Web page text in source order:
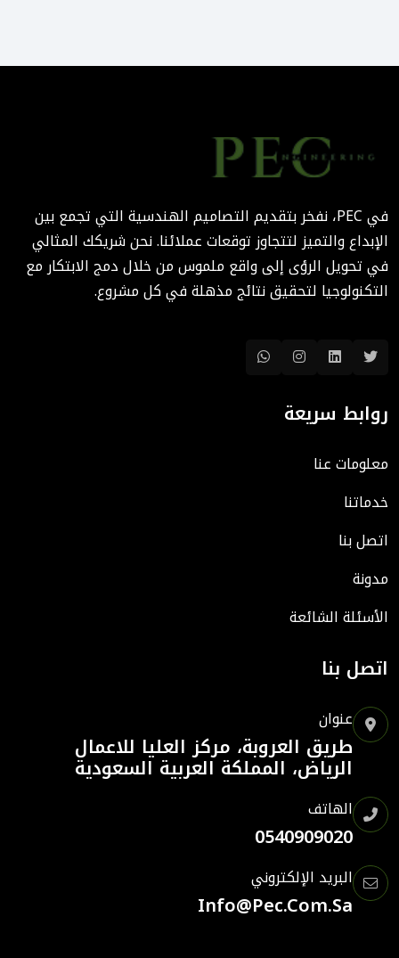
المباني أكثر إنسانية
الهندسة الرقمية في المشاريع
August 02, 2025 12:46 PM
في PEC، نفخر بتقديم التصاميم الهندسية التي تجمع بين
الإبداع والتميز لتتجاوز توقعات عملائنا. نحن شريكك المثالي
في تحويل الرؤى إلى واقع ملموس من خلال دمج الابتكار مع
التكنولوجيا لتحقيق نتائج مذهلة في كل مشروع.
روابط سريعة
معلومات عنا
خدماتنا
اتصل بنا
مدونة
الأسئلة الشائعة
اتصل بنا
عنوان
طريق العروبة، مركز العليا للاعمال
الرياض، المملكة العربية السعودية
الهاتف
0540909020
البريد الإلكتروني
Info@pec.com.sa